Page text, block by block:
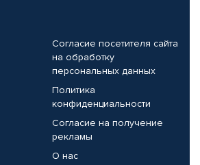
Согласие посетителя сайта
на обработку
персональных данных
Политика
конфиденциальности
Согласие на получение
рекламы
О нас